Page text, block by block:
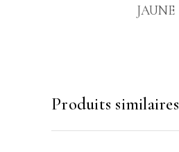
JAUNE
Produits similaires